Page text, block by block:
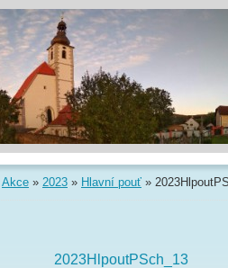
Akce » 2023 » Hlavní pouť »
2023HlpoutPSch_13